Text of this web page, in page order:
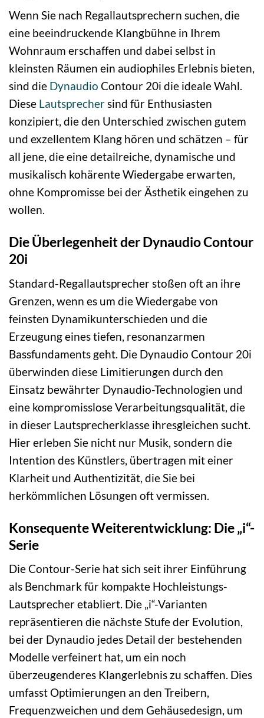
Wenn Sie nach Regallautsprechern suchen, die
eine beeindruckende Klangbühne in Ihrem
Wohnraum erschaffen und dabei selbst in
kleinsten Räumen ein audiophiles Erlebnis bieten,
sind die Dynaudio Contour 20i die ideale Wahl.
Diese Lautsprechersind für Enthusiasten
konzipiert, die den Unterschied zwischen gutem
und exzellentem Klang hören und schätzen – für
all jene, die eine detailreiche, dynamische und
musikalisch kohärente Wiedergabe erwarten,
ohne Kompromisse bei der Ästhetik eingehen zu
wollen.
Die Überlegenheit der Dynaudio Contour
20i
Standard-Regallautsprecher stoßen oft an ihre
Grenzen, wenn es um die Wiedergabe von
feinsten Dynamikunterschieden und die
Erzeugung eines tiefen, resonanzarmen
Bassfundaments geht. Die Dynaudio Contour 20i
überwinden diese Limitierungen durch den
Einsatz bewährter Dynaudio-Technologien und
eine kompromisslose Verarbeitungsqualität, die
in dieser Lautsprecherklasse ihresgleichen sucht.
Hier erleben Sie nicht nur Musik, sondern die
Intention des Künstlers, übertragen mit einer
Klarheit und Authentizität, die Sie bei
herkömmlichen Lösungen oft vermissen.
Konsequente Weiterentwicklung: Die „i“-
Serie
Die Contour-Serie hat sich seit ihrer Einführung
als Benchmark für kompakte Hochleistungs-
Lautsprecher etabliert. Die „i“-Varianten
repräsentieren die nächste Stufe der Evolution,
bei der Dynaudio jedes Detail der bestehenden
Modelle verfeinert hat, um ein noch
überzeugenderes Klangerlebnis zu schaffen. Dies
umfasst Optimierungen an den Treibern,
Frequenzweichen und dem Gehäusedesign, um